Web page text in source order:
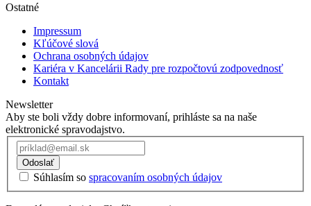
Ostatné
Impressum
Kľúčové slová
Ochrana osobných údajov
Kariéra v Kancelárii Rady pre rozpočtovú zodpovednosť
Kontakt
Newsletter
Aby ste boli vždy dobre informovaní, prihláste sa na naše
elektronické spravodajstvo.
Odoslať
Súhlasím so spracovaním osobných údajov